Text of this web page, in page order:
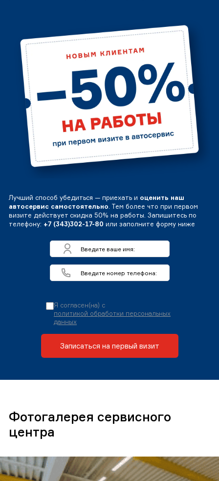
Лучший способ убедиться — приехать и оценить наш
автосервис самостоятельно. Тем более что при первом
визите действует скидка 50% на работы. Запишитесь по
телефону: +7 (343)302-17-80 или заполните форму ниже
Я согласен(на) с
политикой обработки персональных
данных
Записаться на первый визит
Фотогалерея сервисного
центра